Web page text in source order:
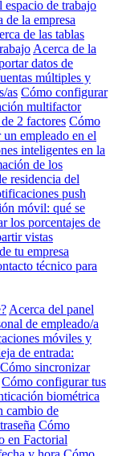
espacio de trabajo
la empresa
de las tablas
Acerca de la
datos de
múltiples y
as Cómo configurar
multifactor
2 factores Cómo
un empleado en el
inteligentes en la
de los
residencia del
push
móvil: qué se
los porcentajes de
vistas
tu empresa
técnico para
Acerca del panel
de empleado/a
móviles y
de entrada:
Cómo sincronizar
Cómo configurar tus
biométrica
cambio de
Cómo
en Factorial